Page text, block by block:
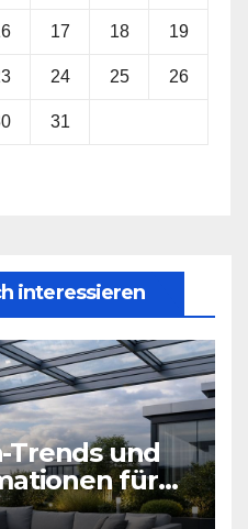
17 18 19
24 25 26
31
interessieren
Trends und
für